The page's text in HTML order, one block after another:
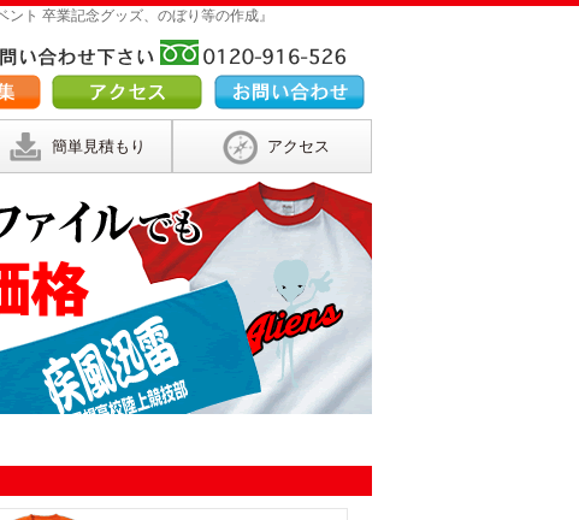
ト 卒業記念グッズ、のぼり等の作成』
簡単見積もり アクセス